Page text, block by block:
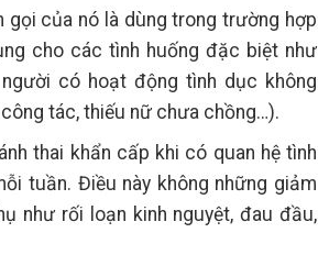
của nó là dùng trong trường hợp
cho các tình huống đặc biệt như
có hoạt động tình dục không
tác, thiếu nữ chưa chồng…).
thai khẩn cấp khi có quan hệ tình
tuần. Điều này không những giảm
như rối loạn kinh nguyệt, đau đầu,